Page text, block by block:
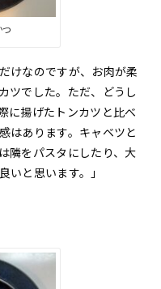
けなのですが、お肉が柔
ツでした。ただ、どうし
に揚げたトンカツと比べ
はあります。キャベツと
隣をパスタにしたり、大
いと思います。」